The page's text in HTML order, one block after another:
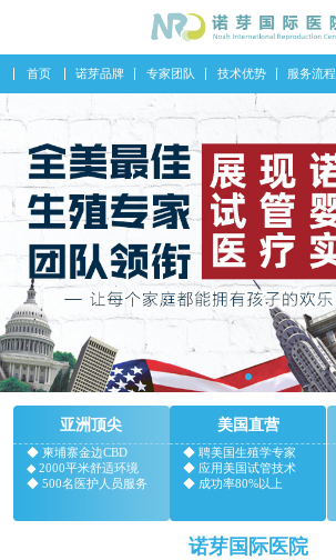
首页 诺芽品牌 专家团队 技术优势 服务流程
亚洲顶尖
◆ 柬埔寨金边CBD
◆ 2000平米舒适环境
◆ 500名医护人员服务
美国直营
◆ 聘美国生殖学专家
◆ 应用美国试管技术
◆ 成功率80%以上
诺芽国际医院